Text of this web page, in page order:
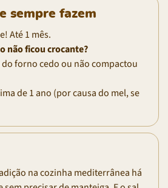
sempre fazem
Até 1 mês.
não ficou crocante?
forno cedo ou não compactou
de 1 ano (por causa do mel, se
na cozinha mediterrânea há